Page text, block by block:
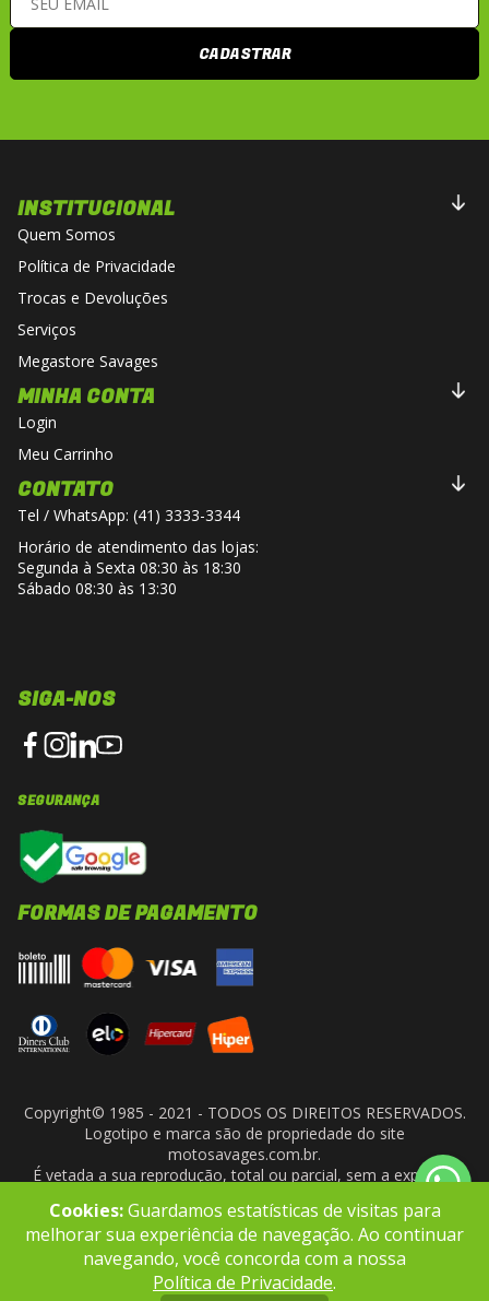
CADASTRAR
INSTITUCIONAL
Quem Somos
Política de Privacidade
Trocas e Devoluções
Serviços
Megastore Savages
MINHA CONTA
Login
Meu Carrinho
CONTATO
Tel / WhatsApp: (41) 3333-3344
Horário de atendimento das lojas:
Segunda à Sexta 08:30 às 18:30
Sábado 08:30 às 13:30
SIGA-NOS
SEGURANÇA
FORMAS DE PAGAMENTO
Copyright© 1985 - 2021 - TODOS OS DIREITOS RESERVADOS.
Logotipo e marca são de propriedade do site
motosavages.com.br.
É vetada a sua reprodução, total ou parcial, sem a expressa
- CNPJ: 10.927.924/0001-91
Cookies:Guardamos estatísticas de visitas para
melhorar sua experiência de navegação. Ao continuar
navegando, você concorda com a nossa
Política de Privacidade.